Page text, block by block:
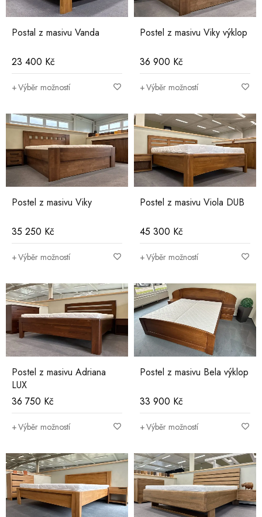
Postal z masivu Vanda
23 400 Kč
Výběr možností
Postel z masivu Viky výklop
36 900 Kč
Výběr možností
Postel z masivu Viky
35 250 Kč
Výběr možností
Postel z masivu Viola DUB
45 300 Kč
Výběr možností
Postel z masivu Adriana
LUX
36 750 Kč
Výběr možností
Postel z masivu Bela výklop
33 900 Kč
Výběr možností